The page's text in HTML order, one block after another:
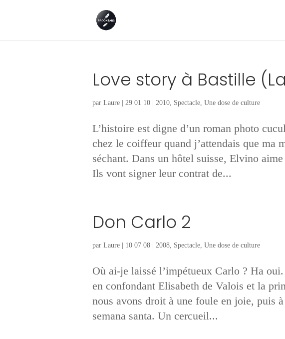
Love story à Bastille
par Laure| 29 01 10| 2010, Spectacle, Une dose de culture
L’histoire est digne d’un roman photo
chez le coiffeur quand j’attendais que ma
séchant. Dans un hôtel suisse, Elvino
Ils vont signer leur contrat de...
Don Carlo 2
par Laure| 10 07 08| 2008, Spectacle, Une dose de culture
Où ai-je laissé l’impétueux Carlo ? Ha
en confondant Elisabeth de Valois et la
nous avons droit à une foule en joie, puis
semana santa. Un cercueil...